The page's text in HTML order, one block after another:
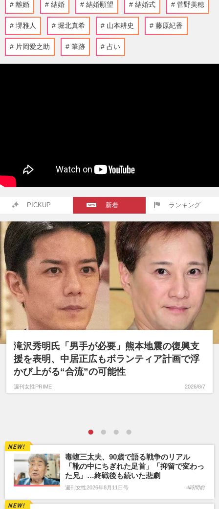
離婚 結婚 結婚願望 結婚式 菅野美穂
堺雅人 堀北真希 山本耕史 藤原紀香
片岡愛之助 筆跡 占い
PICKUP 新着 ランキング
滝沢秀明氏「男手が必要」熊本地震の復興支
援を表明、中居正広もボランティア計画で浮
かび上がる“合流”の可能性
週刊女性PRIME 2026/8/7
毒蝮三太夫、90歳で語る戦争のリアル
「靴の中にちぎれた足首」「抑留で変わっ
た兄」…終戦後も続いた悲劇
週刊女性2026年8月11日号 4時間前